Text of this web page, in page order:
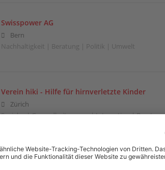
Swisspower AG
Bern
Nachhaltigkeit | Beratung | Politik | Umwelt
Verein hiki - Hilfe für hirnverletzte Kinder
Zürich
Soziales | Gesundheitswesen | Integration | Beratung